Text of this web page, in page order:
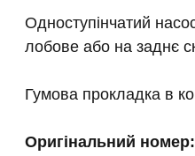
Одноступінчатий
лобове або на заднє
Гумова прокладка в
Оригінальний номер: